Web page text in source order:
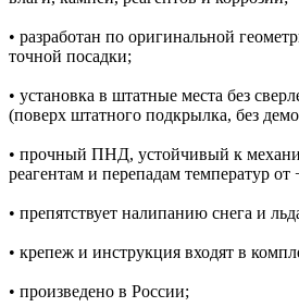
• разработан по оригинальной
точной посадки;
• установка в штатные места без
(поверх штатного подкрылка, без
• прочный ПНД, устойчивый к
реагентам и перепадам температур от
• препятствует налипанию снега и
• крепеж и инструкция входят в
• произведено в России;